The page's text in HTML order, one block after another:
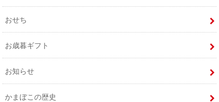
おせち
お歳暮ギフト
お知らせ
かまぼこの歴史